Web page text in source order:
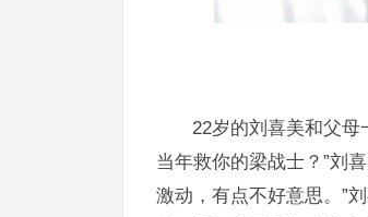
22岁的刘喜美和父母
当年救你的梁战士？”刘
激动，有点不好意思。”